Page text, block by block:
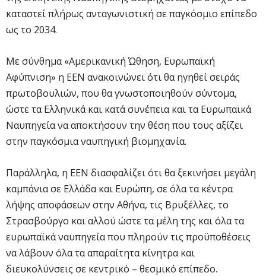
καταστεί πλήρως ανταγωνιστική σε παγκόσμιο επίπεδο
ως το 2034.
Με σύνθημα «Αμερικανική Ώθηση, Ευρωπαϊκή
Αφύπνιση» η ΕΕΝ ανακοινώνει ότι θα ηγηθεί σειράς
πρωτοβουλιών, που θα γνωστοποιηθούν σύντομα,
ώστε τα Ελληνικά και κατά συνέπεια και τα Ευρωπαϊκά
Ναυπηγεία να αποκτήσουν την θέση που τους αξίζει
στην παγκόσμια ναυπηγική βιομηχανία.
Παράλληλα, η ΕΕΝ διασφαλίζει ότι θα ξεκινήσει μεγάλη
καμπάνια σε Ελλάδα και Ευρώπη, σε όλα τα κέντρα
λήψης αποφάσεων στην Αθήνα, τις Βρυξέλλες, το
Στρασβούργο και αλλού ώστε τα μέλη της και όλα τα
ευρωπαϊκά ναυπηγεία που πληρούν τις προϋποθέσεις
να λάβουν όλα τα απαραίτητα κίνητρα και
διευκολύνσεις σε κεντρικό – θεσμικό επίπεδο.